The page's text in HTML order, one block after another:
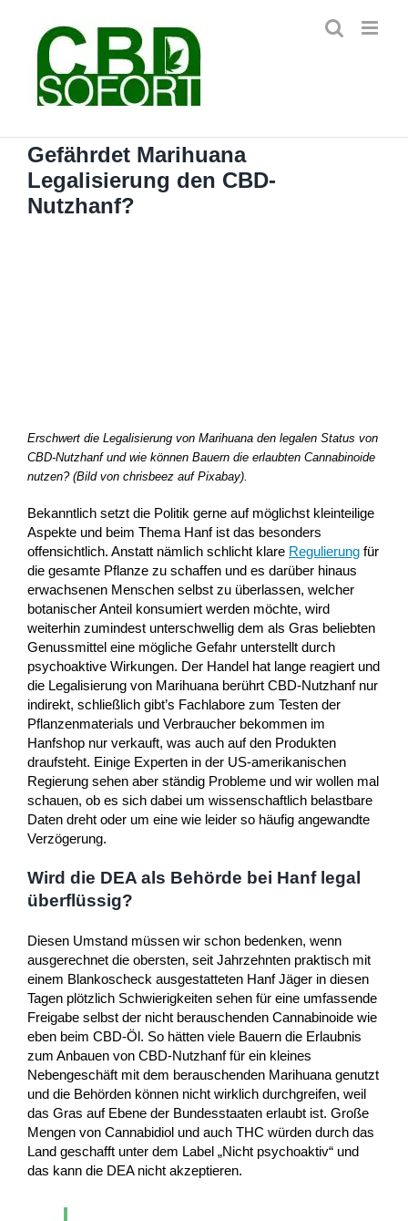
springen
Gefährdet Marihuana
Legalisierung den CBD-
Nutzhanf?
Erschwert die Legalisierung von Marihuana den legalen Status von
CBD-Nutzhanf und wie können Bauern die erlaubten Cannabinoide
nutzen? (Bild von chrisbeez auf Pixabay).
Bekanntlich setzt die Politik gerne auf möglichst kleinteilige
Aspekte und beim Thema Hanf ist das besonders
offensichtlich. Anstatt nämlich schlicht klare Regulierung für
die gesamte Pflanze zu schaffen und es darüber hinaus
erwachsenen Menschen selbst zu überlassen, welcher
botanischer Anteil konsumiert werden möchte, wird
weiterhin zumindest unterschwellig dem als Gras beliebten
Genussmittel eine mögliche Gefahr unterstellt durch
psychoaktive Wirkungen. Der Handel hat lange reagiert und
die Legalisierung von Marihuana berührt CBD-Nutzhanf nur
indirekt, schließlich gibt’s Fachlabore zum Testen der
Pflanzenmaterials und Verbraucher bekommen im
Hanfshop nur verkauft, was auch auf den Produkten
draufsteht. Einige Experten in der US-amerikanischen
Regierung sehen aber ständig Probleme und wir wollen mal
schauen, ob es sich dabei um wissenschaftlich belastbare
Daten dreht oder um eine wie leider so häufig angewandte
Verzögerung.
Wird die DEA als Behörde bei Hanf legal
überflüssig?
Diesen Umstand müssen wir schon bedenken, wenn
ausgerechnet die obersten, seit Jahrzehnten praktisch mit
einem Blankoscheck ausgestatteten Hanf Jäger in diesen
Tagen plötzlich Schwierigkeiten sehen für eine umfassende
Freigabe selbst der nicht berauschenden Cannabinoide wie
eben beim CBD-Öl. So hätten viele Bauern die Erlaubnis
zum Anbauen von CBD-Nutzhanf für ein kleines
Nebengeschäft mit dem berauschenden Marihuana genutzt
und die Behörden können nicht wirklich durchgreifen, weil
das Gras auf Ebene der Bundesstaaten erlaubt ist. Große
Mengen von Cannabidiol und auch THC würden durch das
Land geschafft unter dem Label „Nicht psychoaktiv“ und
das kann die DEA nicht akzeptieren.